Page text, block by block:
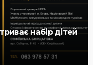
набір дітей